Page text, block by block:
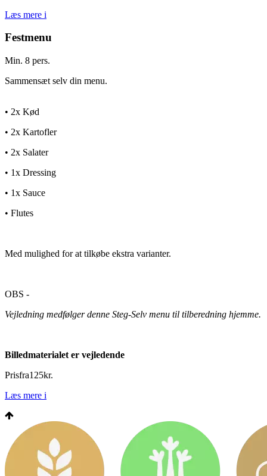
Læs mere i
Festmenu
Min. 8 pers.
Sammensæt selv din menu.
• 2x Kød
• 2x Kartofler
• 2x Salater
• 1x Dressing
• 1x Sauce
• Flutes
Med mulighed for at tilkøbe ekstra varianter.
OBS -
Vejledning medfølger denne Steg-Selv menu til tilberedning hjemme.
Billedmaterialet er vejledende
Prisfra125kr.
Læs mere i